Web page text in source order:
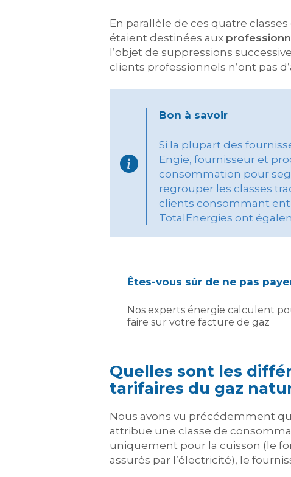
En parallèle de ces quatre
étaient destinées aux
l’objet de suppressions
clients professionnels n’ont pas
Bon à savoir
Si la plupart des
Engie, fournisseur et
consommation pour
regrouper les classes
clients consommant
TotalEnergies ont
Êtes-vous sûr de ne pas
Nos experts énergie calculent
faire sur votre facture de gaz
Quelles sont les
tarifaires du gaz
Nous avons vu précédemment
attribue une classe de
uniquement pour la cuisson (le
assurés par l’électricité), le